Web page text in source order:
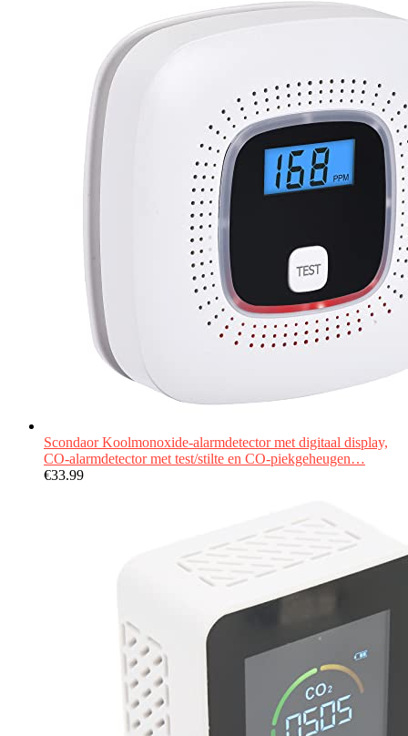
Scondaor Koolmonoxide-alarmdetector met digitaal display,
CO-alarmdetector met test/stilte en CO-piekgeheugen…
€33.99